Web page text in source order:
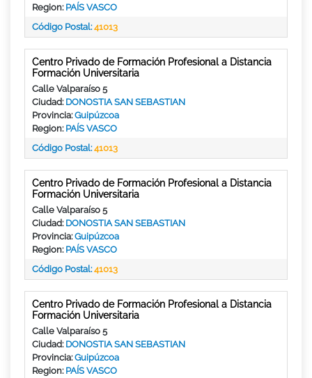
Region: PAÍS VASCO
Código Postal:41013
Centro Privado de Formación Profesional a Distancia
Formación Universitaria
Calle Valparaíso 5
Ciudad: DONOSTIA SAN SEBASTIAN
Provincia:Guipúzcoa
Region: PAÍS VASCO
Código Postal:41013
Centro Privado de Formación Profesional a Distancia
Formación Universitaria
Calle Valparaíso 5
Ciudad: DONOSTIA SAN SEBASTIAN
Provincia:Guipúzcoa
Region: PAÍS VASCO
Código Postal:41013
Centro Privado de Formación Profesional a Distancia
Formación Universitaria
Calle Valparaíso 5
Ciudad: DONOSTIA SAN SEBASTIAN
Provincia:Guipúzcoa
Region: PAÍS VASCO